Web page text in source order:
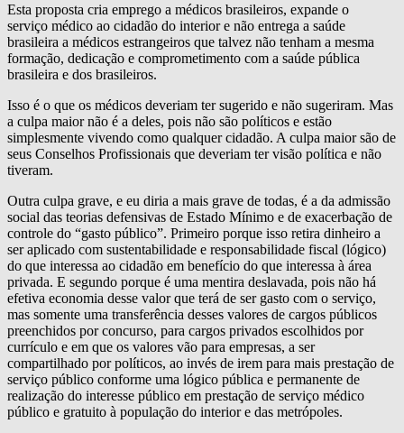
Esta proposta cria emprego a médicos brasileiros, expande o
serviço médico ao cidadão do interior e não entrega a saúde
brasileira a médicos estrangeiros que talvez não tenham a mesma
formação, dedicação e comprometimento com a saúde pública
brasileira e dos brasileiros.
Isso é o que os médicos deveriam ter sugerido e não sugeriram. Mas
a culpa maior não é a deles, pois não são políticos e estão
simplesmente vivendo como qualquer cidadão. A culpa maior são de
seus Conselhos Profissionais que deveriam ter visão política e não
tiveram.
Outra culpa grave, e eu diria a mais grave de todas, é a da admissão
social das teorias defensivas de Estado Mínimo e de exacerbação de
controle do “gasto público”. Primeiro porque isso retira dinheiro a
ser aplicado com sustentabilidade e responsabilidade fiscal (lógico)
do que interessa ao cidadão em benefício do que interessa à área
privada. E segundo porque é uma mentira deslavada, pois não há
efetiva economia desse valor que terá de ser gasto com o serviço,
mas somente uma transferência desses valores de cargos públicos
preenchidos por concurso, para cargos privados escolhidos por
currículo e em que os valores vão para empresas, a ser
compartilhado por políticos, ao invés de irem para mais prestação de
serviço público conforme uma lógico pública e permanente de
realização do interesse público em prestação de serviço médico
público e gratuito à população do interior e das metrópoles.